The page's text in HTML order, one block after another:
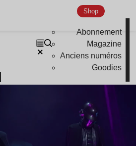
Shop
Abonnement
Magazine
Anciens numéros
Goodies